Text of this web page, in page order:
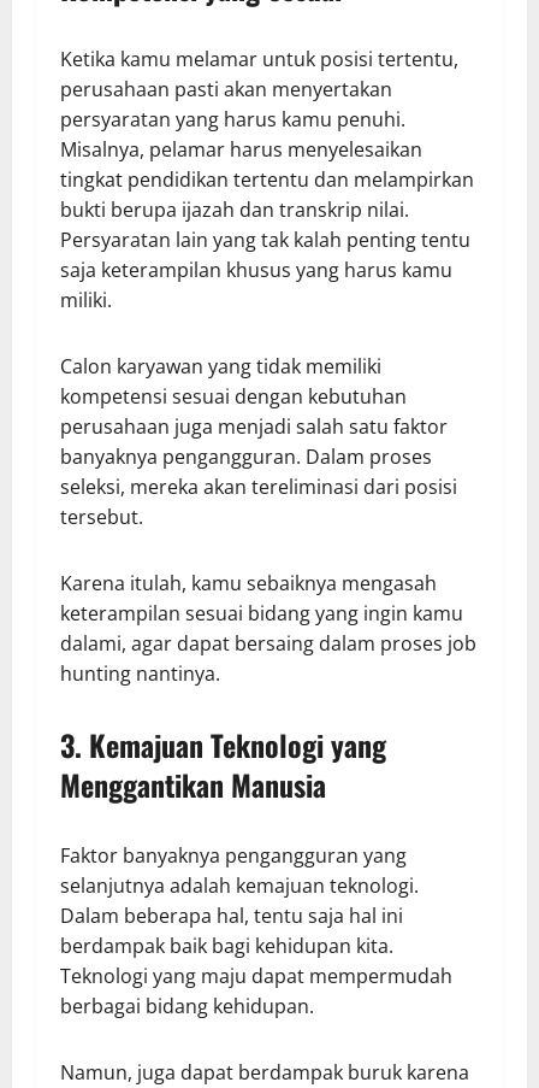
Ketika kamu melamar untuk posisi tertentu,
perusahaan pasti akan menyertakan
persyaratan yang harus kamu penuhi.
Misalnya, pelamar harus menyelesaikan
tingkat pendidikan tertentu dan melampirkan
bukti berupa ijazah dan transkrip nilai.
Persyaratan lain yang tak kalah penting tentu
saja keterampilan khusus yang harus kamu
miliki.
Calon karyawan yang tidak memiliki
kompetensi sesuai dengan kebutuhan
perusahaan juga menjadi salah satu faktor
banyaknya pengangguran. Dalam proses
seleksi, mereka akan tereliminasi dari posisi
tersebut.
Karena itulah, kamu sebaiknya mengasah
keterampilan sesuai bidang yang ingin kamu
dalami, agar dapat bersaing dalam proses job
hunting nantinya.
3. Kemajuan Teknologi yang
Menggantikan Manusia
Faktor banyaknya pengangguran yang
selanjutnya adalah kemajuan teknologi.
Dalam beberapa hal, tentu saja hal ini
berdampak baik bagi kehidupan kita.
Teknologi yang maju dapat mempermudah
berbagai bidang kehidupan.
Namun, juga dapat berdampak buruk karena